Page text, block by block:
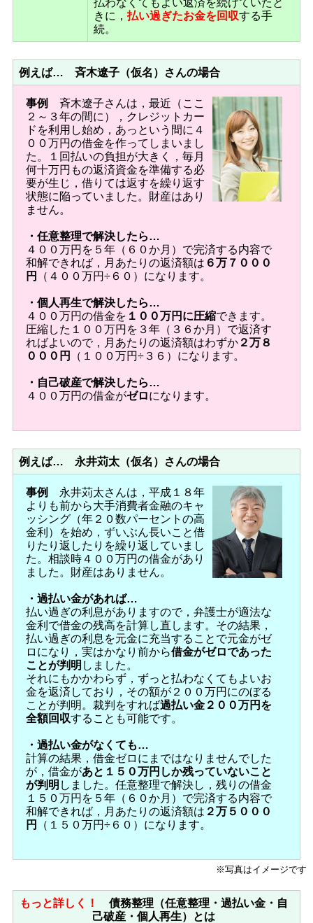
きに， 払い過ぎたお金を回収する手
続。
例えば… 斉木遼子（仮名）さんの場合
事例
斉木遼子さんは，最近（ここ
２～３年の間に），クレジットカー
ドを利用し始め，あっという間に４
００万円の借金を作ってしまいまし
た。１回払いの負担が大きく，毎月
何十万円もの返済資金を準備する必
要が生じ，借りては返すを繰り返す
状態に陥っていました。財産はあり
ません。
・任意整理で解決したら…
４００万円を５年（６０か月）で完済する内容で
和解できれば，月あたりの返済額は ６万７０００
円
（４００万円÷６０）になります。
・個人再生で解決したら…
４００万円の借金を １００万円に圧縮できます。
圧縮した１００万円を３年（３６か月）で返済す
ればよいので，月あたりの返済額はわずか２万８
０００円
（１００万円÷３６）になります。
・自己破産で解決したら…
４００万円の借金がゼロになります。
例えば… 永井苅太（仮名）さんの場合
事例
永井苅太さんは，平成１８年
よりも前から大手消費者金融のキャ
ッシング（年２０数パーセントの高
金利）を始め，ずいぶん長いこと借
りたり返したりを繰り返していまし
た。相談時４００万円の借金があり
ました。財産はありません。
・過払い金があれば…
払い過ぎの利息がありますので，弁護士が適法な
金利で借金の残高を計算し直します。その結果，
払い過ぎの利息を元金に充当することで元金がゼ
ロになり，実はかなり前から借金がゼロであった
ことが判明 しました。
それにもかかわらず，ずっと払わなくてもよいお
金を返済しており，その額が２００万円にのぼる
ことが判明。裁判をすれば過払い金２００万円を
全額回収することも可能です。
・過払い金がなくても…
計算の結果，借金ゼロにまではなりませんでした
が，借金があと１５０万円しか残っていないこと
が判明 しました。任意整理で解決し，残りの借金
１５０万円を５年（６０か月）で完済する内容で
和解できれば，月あたりの返済額は ２万５０００
円
（１５０万円÷６０）になります。
※写真はイメージです
もっと詳しく！
債務整理（任意整理・過払い金・自
己破産・個人再生）とは